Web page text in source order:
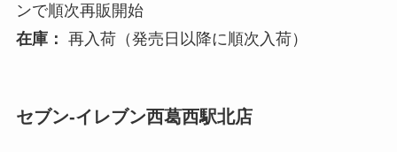
ンで順次再販開始
在庫： 再入荷（発売日以降に順次入荷）
セブン-イレブン西葛西駅北店